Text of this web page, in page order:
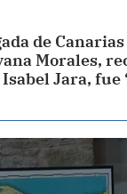
de
Morales,
Jara, fue